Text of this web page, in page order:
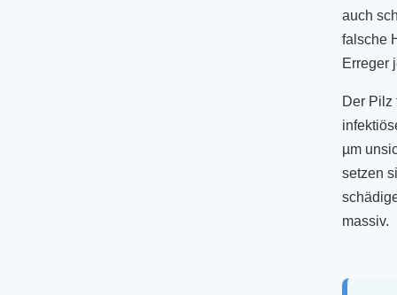
auch
falsche
Erreger
Der Pilz
µm
setzen
massiv.